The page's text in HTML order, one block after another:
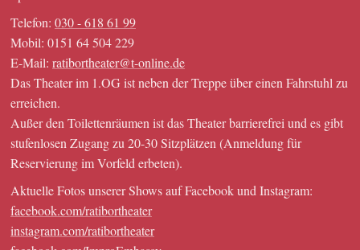
Telefon: 030 - 618 61 99
Mobil: 0151 64 504 229
E-Mail: ratibortheater@t-online.de
Das Theater im 1.OG ist neben der Treppe über einen Fahrstuhl zu
erreichen.
Außer den Toilettenräumen ist das Theater barrierefrei und es gibt
stufenlosen Zugang zu 20-30 Sitzplätzen (Anmeldung für
Reservierung im Vorfeld erbeten).
Aktuelle Fotos unserer Shows auf Facebook und Instagram:
facebook.com/ratibortheater
instagram.com/ratibortheater